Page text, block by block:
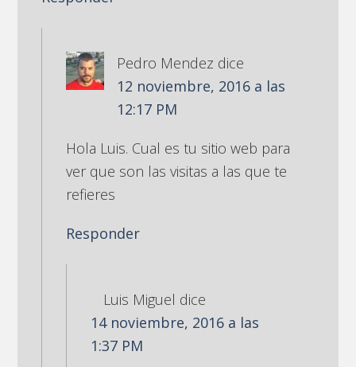
Pedro Mendez dice
12 noviembre, 2016 a las
12:17 PM
Hola Luis. Cual es tu sitio web para
ver que son las visitas a las que te
refieres
Responder
Luis Miguel dice
14 noviembre, 2016 a las
1:37 PM